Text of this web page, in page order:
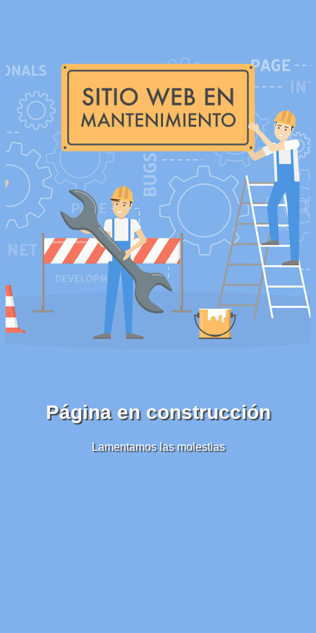
Página en construcción
Lamentamos las molestias